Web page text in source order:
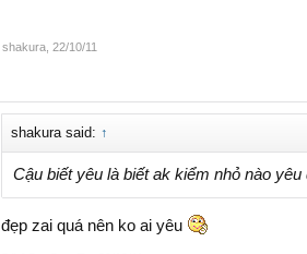
shakura 22/10/11
shakura said: ↑
Cậu biết yêu là biết ak kiểm nhỏ nào
đẹp zai quá nên ko ai yêu